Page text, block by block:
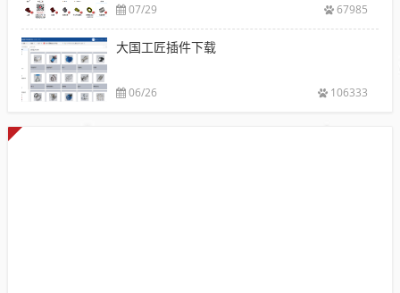
07/29 67985
大国工匠插件下载
06/26 106333